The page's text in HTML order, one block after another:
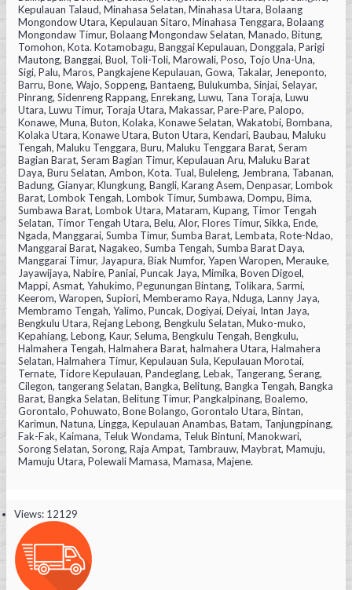
Kepulauan Talaud, Minahasa Selatan, Minahasa Utara, Bolaang
Mongondow Utara, Kepulauan Sitaro, Minahasa Tenggara, Bolaang
Mongondaw Timur, Bolaang Mongondaw Selatan, Manado, Bitung,
Tomohon, Kota. Kotamobagu, Banggai Kepulauan, Donggala, Parigi
Mautong, Banggai, Buol, Toli-Toli, Marowali, Poso, Tojo Una-Una,
Sigi, Palu, Maros, Pangkajene Kepulauan, Gowa, Takalar, Jeneponto,
Barru, Bone, Wajo, Soppeng, Bantaeng, Bulukumba, Sinjai, Selayar,
Pinrang, Sidenreng Rappang, Enrekang, Luwu, Tana Toraja, Luwu
Utara, Luwu Timur, Toraja Utara, Makassar, Pare-Pare, Palopo,
Konawe, Muna, Buton, Kolaka, Konawe Selatan, Wakatobi, Bombana,
Kolaka Utara, Konawe Utara, Buton Utara, Kendari, Baubau, Maluku
Tengah, Maluku Tenggara, Buru, Maluku Tenggara Barat, Seram
Bagian Barat, Seram Bagian Timur, Kepulauan Aru, Maluku Barat
Daya, Buru Selatan, Ambon, Kota. Tual, Buleleng, Jembrana, Tabanan,
Badung, Gianyar, Klungkung, Bangli, Karang Asem, Denpasar, Lombok
Barat, Lombok Tengah, Lombok Timur, Sumbawa, Dompu, Bima,
Sumbawa Barat, Lombok Utara, Mataram, Kupang, Timor Tengah
Selatan, Timor Tengah Utara, Belu, Alor, Flores Timur, Sikka, Ende,
Ngada, Manggarai, Sumba Timur, Sumba Barat, Lembata, Rote-Ndao,
Manggarai Barat, Nagakeo, Sumba Tengah, Sumba Barat Daya,
Manggarai Timur, Jayapura, Biak Numfor, Yapen Waropen, Merauke,
Jayawijaya, Nabire, Paniai, Puncak Jaya, Mimika, Boven Digoel,
Mappi, Asmat, Yahukimo, Pegunungan Bintang, Tolikara, Sarmi,
Keerom, Waropen, Supiori, Memberamo Raya, Nduga, Lanny Jaya,
Membramo Tengah, Yalimo, Puncak, Dogiyai, Deiyai, Intan Jaya,
Bengkulu Utara, Rejang Lebong, Bengkulu Selatan, Muko-muko,
Kepahiang, Lebong, Kaur, Seluma, Bengkulu Tengah, Bengkulu,
Halmahera Tengah, Halmahera Barat, halmahera Utara, Halmahera
Selatan, Halmahera Timur, Kepulauan Sula, Kepulauan Morotai,
Ternate, Tidore Kepulauan, Pandeglang, Lebak, Tangerang, Serang,
Cilegon, tangerang Selatan, Bangka, Belitung, Bangka Tengah, Bangka
Barat, Bangka Selatan, Belitung Timur, Pangkalpinang, Boalemo,
Gorontalo, Pohuwato, Bone Bolango, Gorontalo Utara, Bintan,
Karimun, Natuna, Lingga, Kepulauan Anambas, Batam, Tanjungpinang,
Fak-Fak, Kaimana, Teluk Wondama, Teluk Bintuni, Manokwari,
Sorong Selatan, Sorong, Raja Ampat, Tambrauw, Maybrat, Mamuju,
Mamuju Utara, Polewali Mamasa, Mamasa, Majene.
Views: 12129